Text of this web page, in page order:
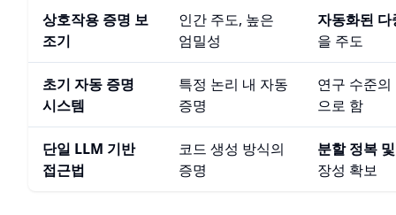
상호작용 증명 보
조기
인간 주도, 높은
엄밀성
자동화된
을 주도
초기 자동 증명
시스템
특정 논리 내 자동
증명
연구 수준의
으로 함
단일 LLM 기반
접근법
코드 생성 방식의
증명
분할 정복
장성 확보